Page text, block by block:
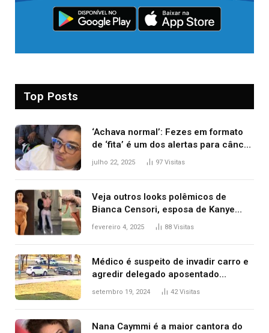
Top Posts
‘Achava normal’: Fezes em formato
de ‘fita’ é um dos alertas para câncer
colorretal; relembre fala de Preta Gil
julho 22, 2025 97 Visitas
Veja outros looks polêmicos de
Bianca Censori, esposa de Kanye
West que apareceu nua no Grammy
fevereiro 4, 2025 88 Visitas
Médico é suspeito de invadir carro e
agredir delegado aposentado
durante confusão no trânsito
setembro 19, 2024 42Visitas
Nana Caymmi é a maior cantora do